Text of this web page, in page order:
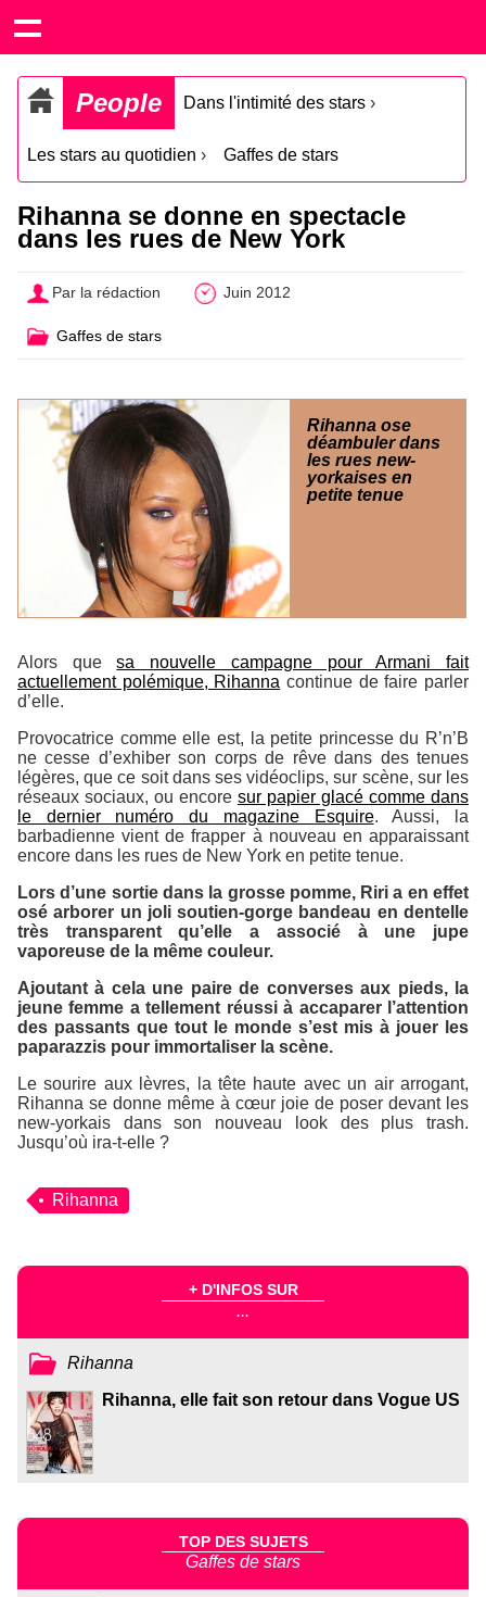
People Dans l'intimité des stars ›
Les stars au quotidien › Gaffes de stars
Rihanna se donne en spectacle
dans les rues de New York
Par la rédaction Juin 2012
Gaffes de stars
Rihanna ose
déambuler dans
les rues new-
yorkaises en
petite tenue
Alors quesa nouvelle campagne pour Armani fait
actuellement polémique, Rihanna continue de faire parler
d’elle.
Provocatrice comme elle est, la petite princesse du R’n’B
ne cesse d’exhiber son corps de rêve dans des tenues
légères, que ce soit dans ses vidéoclips, sur scène, sur les
réseaux sociaux, ou encore sur papier glacé comme dans
le dernier numéro du magazine
Esquire. Aussi, la
barbadienne vient de frapper à nouveau en apparaissant
encore dans les rues de New York en petite tenue.
Lors d’une sortie dans la grosse pomme, Riri a en effet
osé arborer un joli soutien-gorge bandeau en dentelle
très transparent qu’elle a associé à une jupe
vaporeuse de la même couleur.
Ajoutant à cela une paire de converses aux pieds, la
jeune femme a tellement réussi à accaparer l’attention
des passants que tout le monde s’est mis à jouer les
paparazzis pour immortaliser la scène.
Le sourire aux lèvres, la tête haute avec un air arrogant,
Rihanna se donne même à cœur joie de poser devant les
new-yorkais dans son nouveau look des plus trash.
Jusqu’où ira-t-elle ?
Rihanna
+ D'INFOS SUR
...
Rihanna
Rihanna, elle fait son retour dans Vogue US
TOP DES SUJETS
Gaffes de stars